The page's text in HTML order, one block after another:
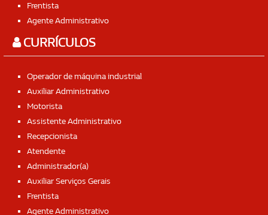
Frentista
Agente Administrativo
CURRÍCULOS
Operador de máquina industrial
Auxiliar Administrativo
Motorista
Assistente Administrativo
Recepcionista
Atendente
Administrador(a)
Auxiliar Serviços Gerais
Frentista
Agente Administrativo